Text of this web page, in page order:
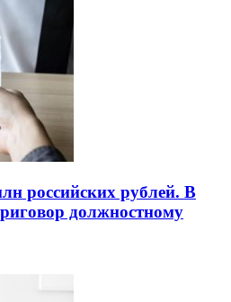
российских рублей. В
должностному